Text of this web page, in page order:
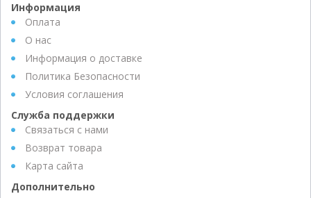
Информация
Оплата
О нас
Информация о доставке
Политика Безопасности
Условия соглашения
Служба поддержки
Связаться с нами
Возврат товара
Карта сайта
Дополнительно